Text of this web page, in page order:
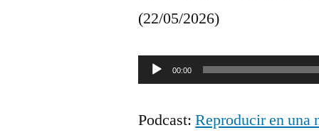
(22/05/2026)
Reproductor
audio
00:00
Podcast:Reproducir en una